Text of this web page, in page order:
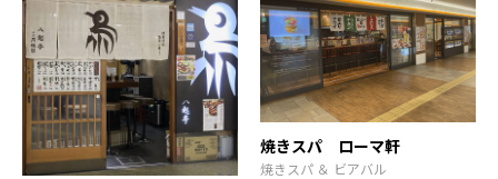
焼きスパ ローマ軒
焼きスパ ＆ ビアバル